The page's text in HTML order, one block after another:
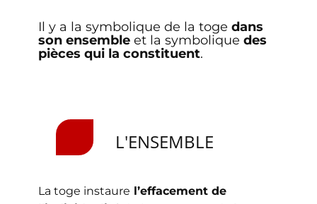
​​ Il y a la symbolique de la toge dans
son ensemble et la symbolique des
pièces qui la constituent.
L'ENSEMBLE
​La toge instaure l’effacement de